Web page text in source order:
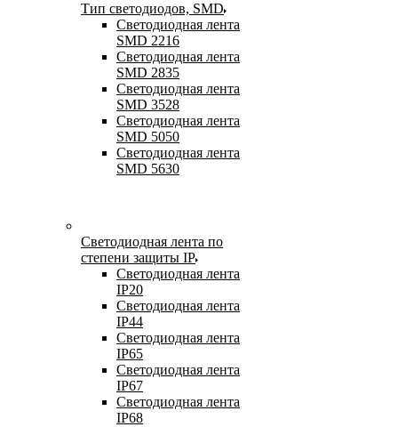
Тип светодиодов, SMD
Cветодиодная лента
SMD 2216
Светодиодная лента
SMD 2835
Светодиодная лента
SMD 3528
Светодиодная лента
SMD 5050
Светодиодная лента
SMD 5630
Светодиодная лента по
степени защиты IP
Светодиодная лента
IP20
Светодиодная лента
IP44
Светодиодная лента
IP65
Светодиодная лента
IP67
Светодиодная лента
IP68